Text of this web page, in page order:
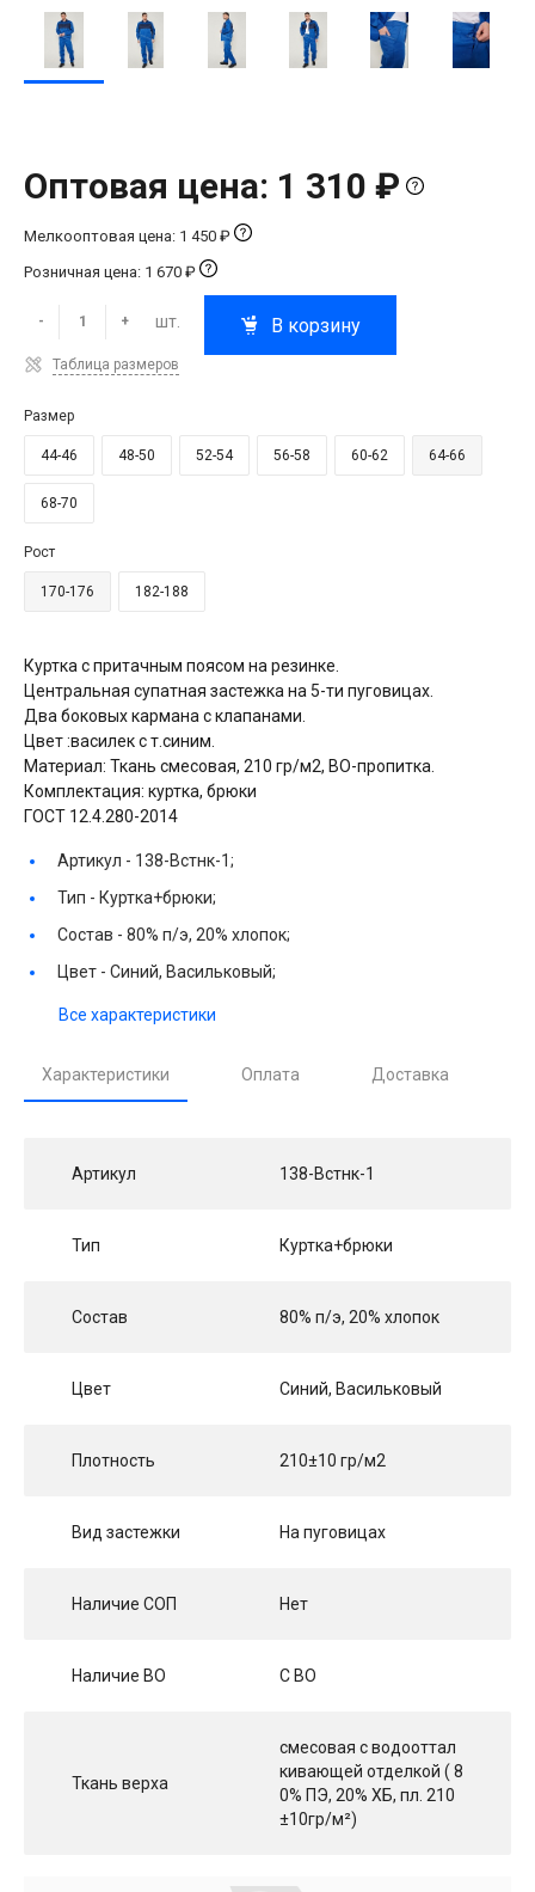
Оптовая цена: 1 310 ₽
Мелкооптовая цена: 1 450 ₽
Розничная цена: 1 670 ₽
- + шт. В корзину
Таблица размеров
Размер
44-46 48-50 52-54 56-58 60-62 64-66
68-70
Рост
170-176 182-188
Куртка с притачным поясом на резинке.
Центральная супатная застежка на 5-ти пуговицах.
Два боковых кармана с клапанами.
Цвет :василек с т.синим.
Материал: Ткань смесовая, 210 гр/м2, ВО-пропитка.
Комплектация: куртка, брюки
ГОСТ 12.4.280-2014
Артикул - 138-Встнк-1;
Тип - Куртка+брюки;
Состав - 80% п/э, 20% хлопок;
Цвет - Синий, Васильковый;
Все характеристики
Характеристики Оплата Доставка
Артикул 138-Встнк-1
Тип Куртка+брюки
Состав 80% п/э, 20% хлопок
Цвет Синий, Васильковый
Плотность 210±10 гр/м2
Вид застежки На пуговицах
Наличие СОП Нет
Наличие ВО С ВО
Ткань верха
смесовая с водооттал
кивающей отделкой ( 8
0% ПЭ, 20% ХБ, пл. 210
±10гр/м²)